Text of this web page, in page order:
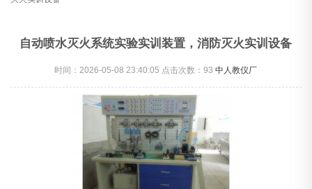
自动喷水灭火系统实验实训装置，消防灭火实训设备
时间：2026-05-08 23:40:05 点击次数：93中人教仪厂